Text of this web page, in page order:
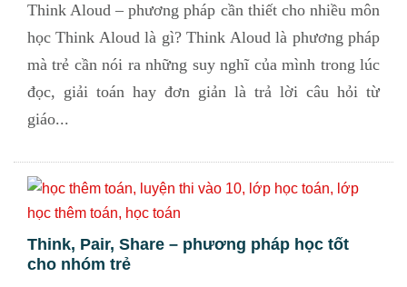
Think Aloud – phương pháp cần thiết cho nhiều môn
học Think Aloud là gì? Think Aloud là phương pháp
mà trẻ cần nói ra những suy nghĩ của mình trong lúc
đọc, giải toán hay đơn giản là trả lời câu hỏi từ
giáo...
Think, Pair, Share – phương pháp học tốt
cho nhóm trẻ